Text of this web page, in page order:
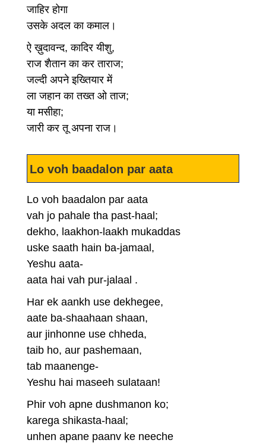
जाहिर होगा
उसके अदल का कमाल।
ऐ ख़ुदावन्द, कादिर यीशु,
राज शैतान का कर ताराज;
जल्दी अपने इख्तियार में
ला जहान का तख्त ओ ताज;
या मसीहा;
जारी कर तू अपना राज।
Lo voh baadalon par aata
Lo voh baadalon par aata
vah jo pahale tha past-haal;
dekho, laakhon-laakh mukaddas
uske saath hain ba-jamaal,
Yeshu aata-
aata hai vah pur-jalaal .
Har ek aankh use dekhegee,
aate ba-shaahaan shaan,
aur jinhonne use chheda,
taib ho, aur pashemaan,
tab maanenge-
Yeshu hai maseeh sulataan!
Phir voh apne dushmanon ko;
karega shikasta-haal;
unhen apane paanv ke neeche